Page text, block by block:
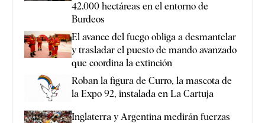
42.000 hectáreas en el entorno de
Burdeos
El avance del fuego obliga a desmantelar
y trasladar el puesto de mando avanzado
que coordina la extinción
Roban la figura de Curro, la mascota de
la Expo 92, instalada en La Cartuja
Inglaterra y Argentina medirán fuerzas